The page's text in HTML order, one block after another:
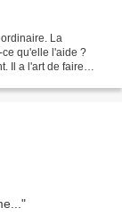
La
ce qu'elle l'aide ?
Il a l'art de faire